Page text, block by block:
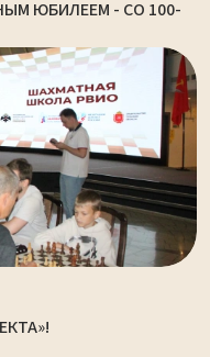
ЮБИЛЕЕМ - СО 100-